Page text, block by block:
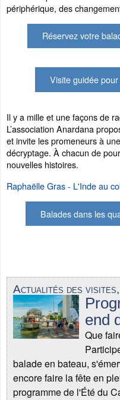
périphérique, des
Réservez votre
Visite guidée
Il y a mille et une façons de
L’association Anardana
et invite les promeneurs à
décryptage. À chacun de
nouvelles histoires.
Raphaëlle Gras - L'Inde au
Balades dans les
Actualités des
end
Que
balade en bateau,
encore faire la fête en
programme de l'Été du